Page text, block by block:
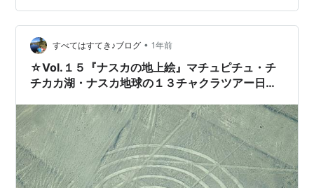
も・・・答えは最後に。 １７：３５モザンビーク入館。
陽気で笑顔が素敵なスタッフがお出迎え…
すべてはすてき♪ブログ • 1年前
☆Vol.１５『ナスカの地上絵』マチュピチュ・チ
チカカ湖・ナスカ地球の１３チャクラツアー日